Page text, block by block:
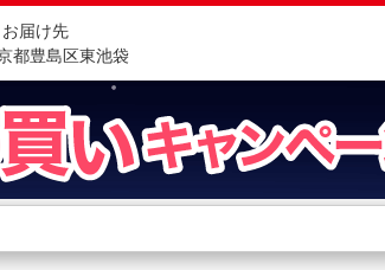
お届け先
都豊島区東池袋
さがす
グからさがす